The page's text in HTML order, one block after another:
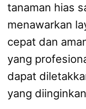
tanaman hias
menawarkan
cepat dan
yang
dapat
yang